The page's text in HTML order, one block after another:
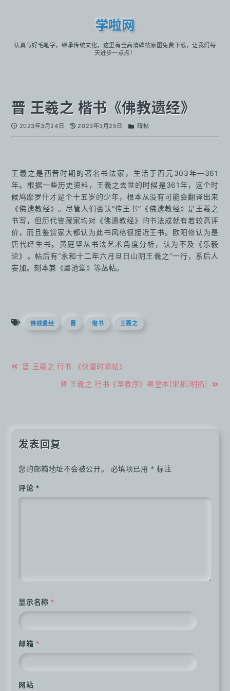
学啦网
认真写好毛笔字，继承传统文化，这里有全高清碑帖原图免费下载，让我们每
天进步一点点！
晋 王羲之 楷书《佛教遗经》
2023年3月24日 2023年3月25日 碑帖
王羲之是西晋时期的著名书法家，生活于西元303年—361
年。根据一些历史资料，王羲之去世的时候是361年，这个时
候鸠摩罗什才是个十五岁的少年，根本从没有可能会翻译出来
《佛遗教经》。尽管人们否认“传王书”《佛遗教经》是王羲之
书写，但历代鉴藏家均对《佛遗教经》的书法成就有着较高评
价，而且鉴赏家大都认为此书风格很接近王书。欧阳修认为是
唐代经生书。黄庭坚从书法艺术角度分析，认为不及《乐毅
论》。帖后有“永和十二年六月旦日山阴王羲之”一行，系后人
妄加。刻本兼《墨池堂》等丛帖。
佛教遗经 晋 楷书 王羲之
文 晋 王羲之 行书 《快雪时晴帖》
晋 王羲之 行书《圣教序》墨皇本|宋拓|明拓|
发表回复
您的邮箱地址不会被公开。 必填项已用 * 标注
评论 *
显示名称 *
邮箱 *
网站